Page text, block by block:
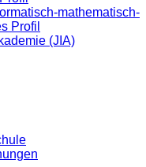
mathematisch-
Profil
(JIA)